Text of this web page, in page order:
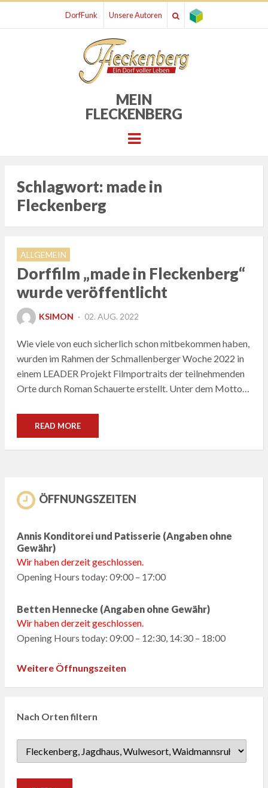
DorfFunk Unsere Autoren
MEIN
FLECKENBERG
Menu
Schlagwort: made in
Fleckenberg
ALLGEMEIN
Dorffilm „made in Fleckenberg“
wurde veröffentlicht
KSIMON
POSTED
02. AUG. 2022
Wie viele von euch sicherlich schon mitbekommen haben,
wurden im Rahmen der Schmallenberger Woche 2022 in
einem LEADER Projekt Filmportraits der teilnehmenden
Orte durch Roman Schauerte erstellt. Unter dem Motto…
READ MORE
ÖFFNUNGSZEITEN
Annis Konditorei und Patisserie (Angaben ohne
Gewähr)
Wir haben derzeit geschlossen.
Opening Hours today: 09:00 – 17:00
Betten Hennecke (Angaben ohne Gewähr)
Wir haben derzeit geschlossen.
Opening Hours today: 09:00 – 12:30, 14:30 – 18:00
Weitere Öffnungszeiten
Nach Orten filtern